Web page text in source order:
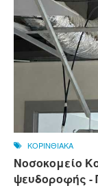
ΚΟΡΙΝΘΙΑΚΑ
Νοσοκομείο
ψευδοροφής -